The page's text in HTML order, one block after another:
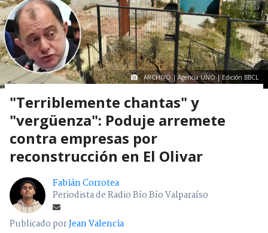
ARCHIVO | Agencia UNO | Edición BBCL
"Terriblemente chantas" y
"vergüenza": Poduje arremete
contra empresas por
reconstrucción en El Olivar
Fabián Corrotea
Periodista de Radio Bío Bío Valparaíso
Publicado porJean Valencia